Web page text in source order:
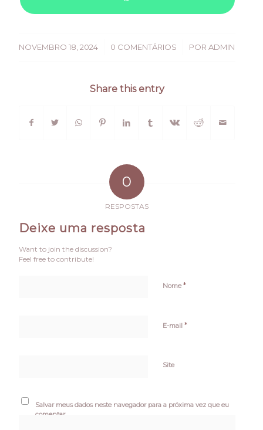
NOVEMBRO 18, 2024
/ 0 COMENTÁRIOS
/ PORADMIN
Share this entry
0
RESPOSTAS
Deixe uma resposta
Want to join the discussion?
Feel free to contribute!
Nome*
E-mail*
Site
Salvar meus dados neste navegador para a próxima vez que eu
comentar.